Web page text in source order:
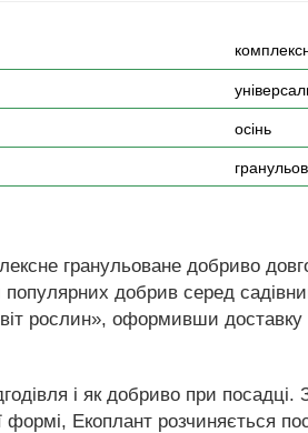
осінь
гранульоване добриво
добрив серед
рослин», оформивши
і як добриво при
формі, Екоплант розчиняється